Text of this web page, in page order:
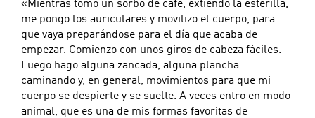
«Mientras tomo un sorbo de café, extiendo la esterilla,
me pongo los auriculares y movilizo el cuerpo, para
que vaya preparándose para el día que acaba de
empezar. Comienzo con unos giros de cabeza fáciles.
Luego hago alguna zancada, alguna plancha
caminando y, en general, movimientos para que mi
cuerpo se despierte y se suelte. A veces entro en modo
animal, que es una de mis formas favoritas de